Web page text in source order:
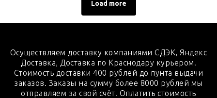
Load more
Осуществляем доставку компаниями СДЭК, Яндекс
Доставка, Доставка по Краснодару курьером.
Стоимость доставки 400 рублей до пунта выдачи
заказов. Заказы на сумму более 8000 рублей мы
отправляем за свой счёт. Оплатить стоимость